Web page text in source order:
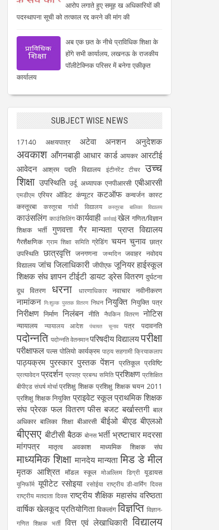
आरोप लगाते हुए समूह ख अधिकारियों की
पदस्थापना सूची को तत्काल रद्द करने की मांग की
अब एक छत के नीचे प्राविधिक शिक्षा के
होंगे सभी कार्यालय, लखनऊ के राजकीय
पॉलीटेक्निक परिसर में बनेगा एकीकृत
कार्यालय
SUBJECT WISE NEWS
17140 अक्षयपात्र अटेवा अनशन अनुदेशक
अवकाश आँगनबाड़ी आधार कार्ड आयकर आरटीई
आवेदन आश्रम पद्दति विद्यालय इंटीनरेंट टीचर उच्च
शिक्षा उपस्थिति उर्दू अध्यापक एनपीआरसी एबीआरसी
एमडीएम एरियर ऑडिट कंप्यूटर कटऑफ कन्वर्जन कास्ट
कस्तूरबा
कस्तूरबा गांधी विद्यालय कस्तूरबा बालिका विद्यालय
काउंसलिंग काउंसिलिंग कार्यवाही कार्रवाई खेल गणित/विज्ञान
शिक्षक भर्ती
गुणवत्ता गैर मान्यता प्राप्त विद्यालय
गैरशैक्षणिक ग्राम शिक्षा समिति ग्रेडिंग चयन चुनाव छात्र
उपस्थिति छात्रवृत्ति जनगणना जन्मदिन जवाहर नवोदय
विद्यालय जांच जिलाधिकारी जीपीएफ जूनियर हाईस्कूल
शिक्षक संघ ज्ञापन टीईटी डायट ड्रेस वितरण दुर्घटना
दूध वितरण
धरना धारणाधिकार नवाचार नवीनीकरण
नामांकन निःशुल्क पुस्तक वितरण निधन नियुक्ति नियुक्ति पत्र
निरीक्षण निर्माण निलंबन नीति नैपकिन वितरण नोटिस
न्यायालय न्यायालय आदेश पंचायत चुनाव पत्र पदावनति
पदोन्नति पदोन्नति वेतनमानपरिषदीय विद्यालयपरीक्षा
परीक्षाफल पल्स पोलियो कार्यक्रम पाठ्य सहगामी क्रियाकलाप
पाठ्यक्रम पुरस्कार पुस्तक पेंशन प्रतिकूल प्रविष्टि
प्रत्यावेदन प्रदर्शन प्रपत्र प्रबन्ध समिति प्रशिक्षण प्रशिक्षित
बीपीएड संघर्ष मोर्चा प्रशिक्षु शिक्षक प्रशिक्षु शिक्षक चयन 2011
प्रशिक्षु शिक्षक नियुक्ति प्राइवेट स्कूलप्राथमिक शिक्षक
संघ प्रेरक फल वितरण फीस बजट बर्खास्तगी बाल
अधिकार बालिका शिक्षा बीआरसी बीईओ बीएड बीएलओ
बीएसए बीटीसी बैठक बोनस भर्ती भ्रष्टाचार मदरसा
मांगपत्र
मातृत्व अवकाश माध्यमिक शिक्षक संघ
माध्यमिक शिक्षा मानदेय मान्यता मिड डे मील
मृतक आश्रित मॉडल स्कूल मोअल्लिम डिग्री यूडायस
यूनिफॉर्म यूपीटेट रसोइया रसोईया राष्ट्रीय डी-वार्मिंग दिवस
राष्ट्रीय मतदाता दिवस राष्ट्रीय शैक्षिक महासंघ वरिष्ठता
वार्षिक खेलकूद प्रतियोगिता विकलांग विज्ञप्ति विज्ञान-
गणित शिक्षक भर्ती वित्त एवं लेखाधिकारी विद्यालय